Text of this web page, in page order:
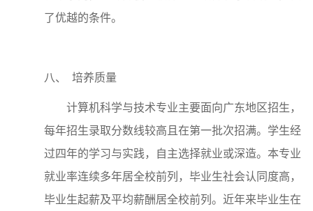
了优越的条件。
八、 培养质量
计算机科学与技术专业主要面向广东地区招生，
每年招生录取分数线较高且在第一批次招满。学生经
过四年的学习与实践，自主选择就业或深造。本专业
就业率连续多年居全校前列，毕业生社会认同度高，
毕业生起薪及平均薪酬居全校前列。近年来毕业生在